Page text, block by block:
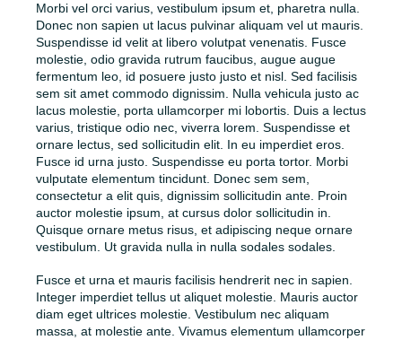
Morbi vel orci varius, vestibulum ipsum et, pharetra nulla.
Donec non sapien ut lacus pulvinar aliquam vel ut mauris.
Suspendisse id velit at libero volutpat venenatis. Fusce
molestie, odio gravida rutrum faucibus, augue augue
fermentum leo, id posuere justo justo et nisl. Sed facilisis
sem sit amet commodo dignissim. Nulla vehicula justo ac
lacus molestie, porta ullamcorper mi lobortis. Duis a lectus
varius, tristique odio nec, viverra lorem. Suspendisse et
ornare lectus, sed sollicitudin elit. In eu imperdiet eros.
Fusce id urna justo. Suspendisse eu porta tortor. Morbi
vulputate elementum tincidunt. Donec sem sem,
consectetur a elit quis, dignissim sollicitudin ante. Proin
auctor molestie ipsum, at cursus dolor sollicitudin in.
Quisque ornare metus risus, et adipiscing neque ornare
vestibulum. Ut gravida nulla in nulla sodales sodales.
Fusce et urna et mauris facilisis hendrerit nec in sapien.
Integer imperdiet tellus ut aliquet molestie. Mauris auctor
diam eget ultrices molestie. Vestibulum nec aliquam
massa, at molestie ante. Vivamus elementum ullamcorper